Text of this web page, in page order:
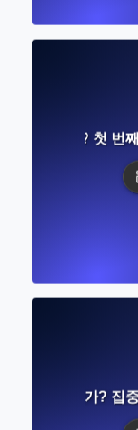
란 무엇인가? 첫 번
이란 무엇인가? 집